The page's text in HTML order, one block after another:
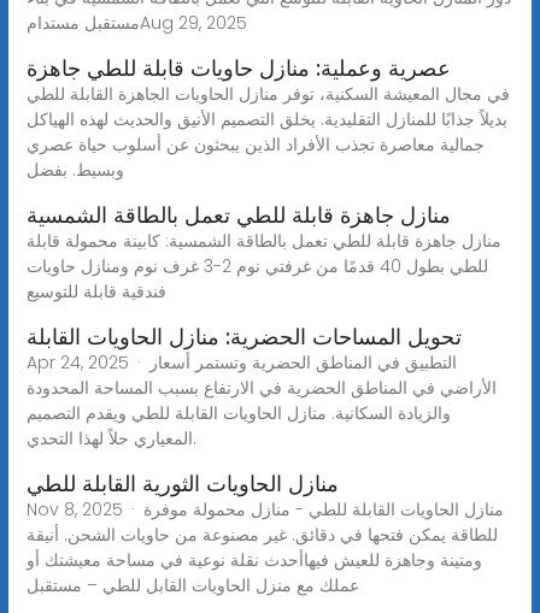
مستقبل مستدامAug 29, 2025
عصرية وعملية: منازل حاويات قابلة للطي جاهزة
في مجال المعيشة السكنية، توفر منازل الحاويات الجاهزة القابلة للطي
بديلاً جذابًا للمنازل التقليدية. يخلق التصميم الأنيق والحديث لهذه الهياكل
جمالية معاصرة تجذب الأفراد الذين يبحثون عن أسلوب حياة عصري
وبسيط. بفضل
منازل جاهزة قابلة للطي تعمل بالطاقة الشمسية
منازل جاهزة قابلة للطي تعمل بالطاقة الشمسية: كابينة محمولة قابلة
للطي بطول 40 قدمًا من غرفتي نوم 2-3 غرف نوم ومنازل حاويات
فندقية قابلة للتوسيع
تحويل المساحات الحضرية: منازل الحاويات القابلة
Apr 24, 2025 · التطبيق في المناطق الحضرية وتستمر أسعار
الأراضي في المناطق الحضرية في الارتفاع بسبب المساحة المحدودة
والزيادة السكانية. منازل الحاويات القابلة للطي ويقدم التصميم
المعياري حلاً لهذا التحدي.
منازل الحاويات الثورية القابلة للطي
Nov 8, 2025 · منازل الحاويات القابلة للطي - منازل محمولة موفرة
للطاقة يمكن فتحها في دقائق. غير مصنوعة من حاويات الشحن. أنيقة
ومتينة وجاهزة للعيش فيهاأحدث نقلة نوعية في مساحة معيشتك أو
عملك مع منزل الحاويات القابل للطي – مستقبل